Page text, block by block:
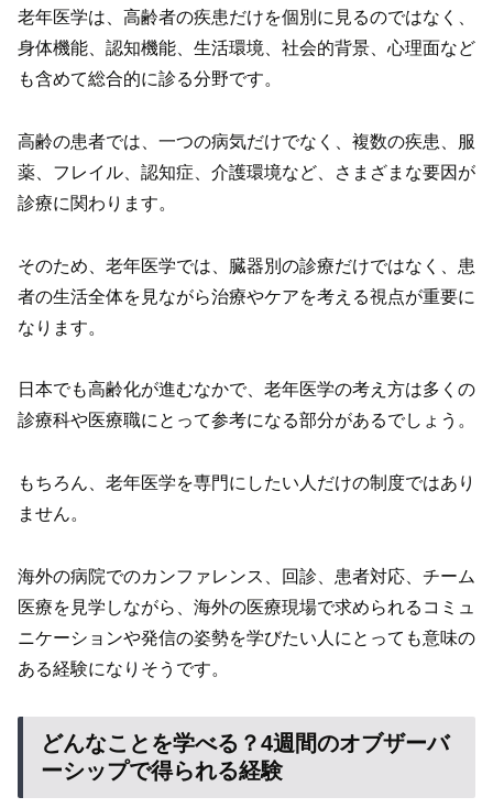
老年医学は、高齢者の疾患だけを個別に見るのではなく、
身体機能、認知機能、生活環境、社会的背景、心理面など
も含めて総合的に診る分野です。
高齢の患者では、一つの病気だけでなく、複数の疾患、服
薬、フレイル、認知症、介護環境など、さまざまな要因が
診療に関わります。
そのため、老年医学では、臓器別の診療だけではなく、患
者の生活全体を見ながら治療やケアを考える視点が重要に
なります。
日本でも高齢化が進むなかで、老年医学の考え方は多くの
診療科や医療職にとって参考になる部分があるでしょう。
もちろん、老年医学を専門にしたい人だけの制度ではあり
ません。
海外の病院でのカンファレンス、回診、患者対応、チーム
医療を見学しながら、海外の医療現場で求められるコミュ
ニケーションや発信の姿勢を学びたい人にとっても意味の
ある経験になりそうです。
どんなことを学べる？4週間のオブザーバ
ーシップで得られる経験